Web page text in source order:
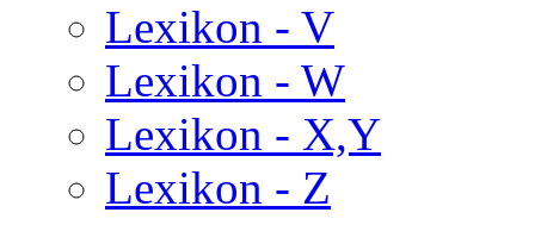
Lexikon - V
Lexikon - W
Lexikon - X,Y
Lexikon - Z